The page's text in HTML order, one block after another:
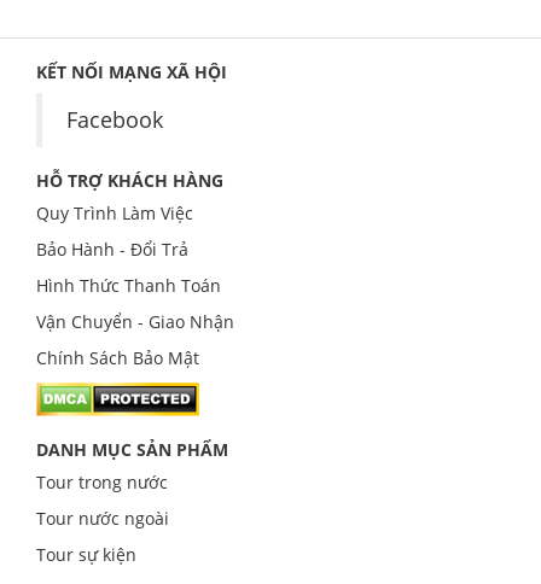
KẾT NỐI MẠNG XÃ HỘI
Quy Trình Làm Việc
Bảo Hành - Đổi Trả
Hình Thức Thanh Toán
Vận Chuyển - Giao Nhận
Chính Sách Bảo Mật
DANH MỤC SẢN PHẨM
Tour trong nước
Tour nước ngoài
Tour sự kiện
Tour du lịch hè